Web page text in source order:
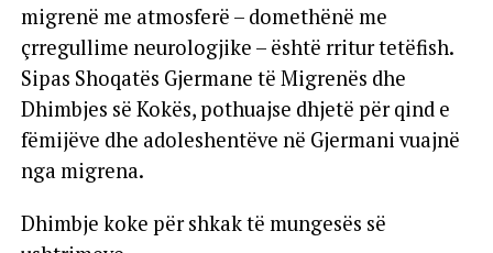
migrenë me atmosferë – domethënë me
çrregullime neurologjike – është rritur tetëfish.
Sipas Shoqatës Gjermane të Migrenës dhe
Dhimbjes së Kokës, pothuajse dhjetë për qind e
fëmijëve dhe adoleshentëve në Gjermani vuajnë
nga migrena.
Dhimbje koke për shkak të mungesës së